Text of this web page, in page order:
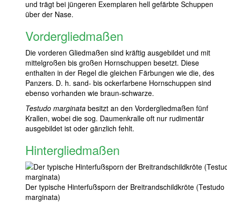
und trägt bei jüngeren Exemplaren hell gefärbte Schuppen
über der Nase.
Vordergliedmaßen
Die vorderen Gliedmaßen sind kräftig ausgebildet und mit
mittelgroßen bis großen Hornschuppen besetzt. Diese
enthalten in der Regel die gleichen Färbungen wie die, des
Panzers. D. h. sand- bis ockerfarbene Hornschuppen sind
ebenso vorhanden wie braun-schwarze.
Testudo marginata besitzt an den Vordergliedmaßen fünf
Krallen, wobei die sog. Daumenkralle oft nur rudimentär
ausgebildet ist oder gänzlich fehlt.
Hintergliedmaßen
Der typische Hinterfußsporn der Breitrandschildkröte (Testudo
marginata)